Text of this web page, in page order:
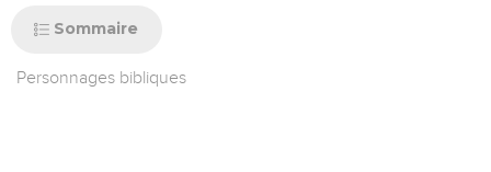
Sommaire
Personnages bibliques